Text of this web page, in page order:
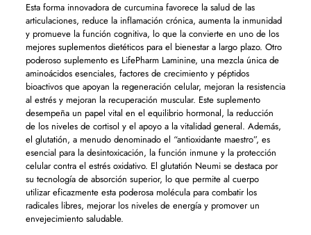
Esta forma innovadora de curcumina favorece la salud de las
articulaciones, reduce la inflamación crónica, aumenta la inmunidad
y promueve la función cognitiva, lo que la convierte en uno de los
mejores suplementos dietéticos para el bienestar a largo plazo. Otro
poderoso suplemento es LifePharm Laminine, una mezcla única de
aminoácidos esenciales, factores de crecimiento y péptidos
bioactivos que apoyan la regeneración celular, mejoran la resistencia
al estrés y mejoran la recuperación muscular. Este suplemento
desempeña un papel vital en el equilibrio hormonal, la reducción
de los niveles de cortisol y el apoyo a la vitalidad general. Además,
el glutatión, a menudo denominado el “antioxidante maestro”, es
esencial para la desintoxicación, la función inmune y la protección
celular contra el estrés oxidativo. El glutatión Neumi se destaca por
su tecnología de absorción superior, lo que permite al cuerpo
utilizar eficazmente esta poderosa molécula para combatir los
radicales libres, mejorar los niveles de energía y promover un
envejecimiento saludable.